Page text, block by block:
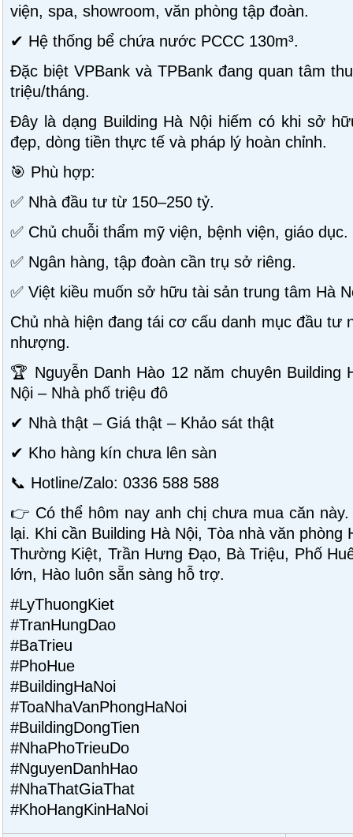
viện, spa, showroom, văn phòng tập đoàn.
✔ Hệ thống bể chứa nước PCCC 130m³.
Đặc biệt VPBank và TPBank đang quan tâm
triệu/tháng.
Đây là dạng Building Hà Nội hiếm có khi sở
đẹp, dòng tiền thực tế và pháp lý hoàn chỉnh.
🎯 Phù hợp:
✅ Nhà đầu tư từ 150–250 tỷ.
✅ Chủ chuỗi thẩm mỹ viện, bệnh viện, giáo dục.
✅ Ngân hàng, tập đoàn cần trụ sở riêng.
✅ Việt kiều muốn sở hữu tài sản trung tâm Hà
Chủ nhà hiện đang tái cơ cấu danh mục đầu tư
nhượng.
🏆 Nguyễn Danh Hào 12 năm chuyên Building
Nội – Nhà phố triệu đô
✔ Nhà thật – Giá thật – Khảo sát thật
✔ Kho hàng kín chưa lên sàn
📞 Hotline/Zalo: 0336 588 588
👉 Có thể hôm nay anh chị chưa mua căn
lại. Khi cần Building Hà Nội, Tòa nhà văn phòng
Thường Kiệt, Trần Hưng Đạo, Bà Triệu, Phố
lớn, Hào luôn sẵn sàng hỗ trợ.
#LyThuongKiet
#TranHungDao
#BaTrieu
#PhoHue
#BuildingHaNoi
#ToaNhaVanPhongHaNoi
#BuildingDongTien
#NhaPhoTrieuDo
#NguyenDanhHao
#NhaThatGiaThat
#KhoHangKinHaNoi